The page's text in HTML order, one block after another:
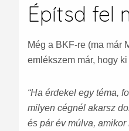
Építsd fel
Még a BKF-re (ma már
emlékszem már, hogy
“Ha érdekel egy téma,
milyen cégnél akarsz
és pár év múlva,